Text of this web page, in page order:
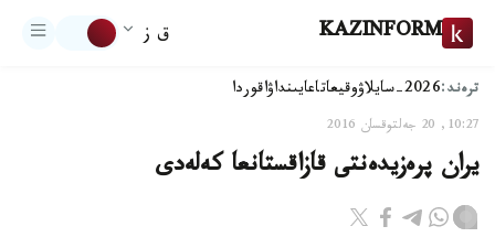
KAZINFORM ق ز
ترەند:2026-سايلاۋ وقيعاتاعايىنداۋاقوردا
10:27, 20 جەلتوقسان 2016
يران پرەزيدەنتى قازاقستانعا كەلەدى